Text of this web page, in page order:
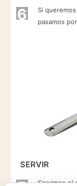
6
Si
pasamos
SERVIR
Servimos el